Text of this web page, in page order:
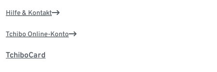
Hilfe & Kontakt
Tchibo Online-Konto
TchiboCard